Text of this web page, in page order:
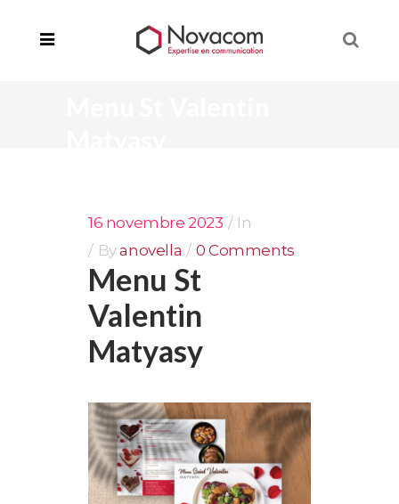
16 novembre 2023
In
Byanovella 0 Comments
Menu St
Valentin
Matyasy